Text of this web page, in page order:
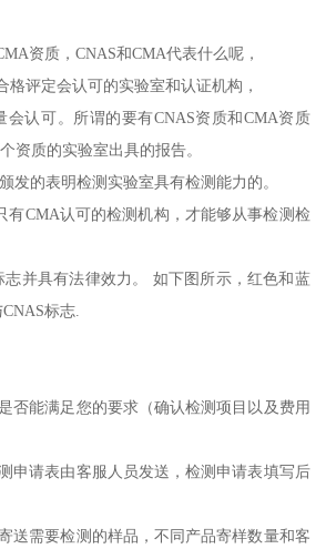
资质，CNAS和CMA代表什么呢，
格评定会认可的实验室和认证机构，
会认可。所谓的要有CNAS资质和CMA资质
资质的实验室出具的报告。
发的表明检测实验室具有检测能力的。
有CMA认可的检测机构，才能够从事检测检
志并具有法律效力。 如下图所示，红色和蓝
标志.
否能满足您的要求（确认检测项目以及费用
申请表由客服人员发送，检测申请表填写后
送需要检测的样品，不同产品寄样数量和客